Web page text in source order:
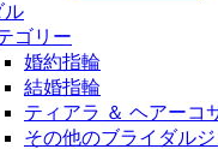
ル
ゴリー
婚約指輪
結婚指輪
ティアラ ＆ ヘアーコ
その他のブライダル